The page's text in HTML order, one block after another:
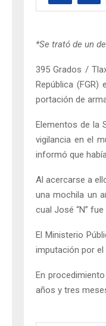
*Se trató de un
395 Grados /
República
portación de
Elementos de la
vigilancia en el
informó que
Al acercarse a
una mochila un
cual José “N”
El Ministerio
imputación por el
En
años y tres